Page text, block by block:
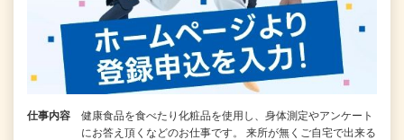
仕事内容
健康食品を食べたり化粧品を使用し、身体測定やアンケート
にお答え頂くなどのお仕事です。 来所が無くご自宅で出来る